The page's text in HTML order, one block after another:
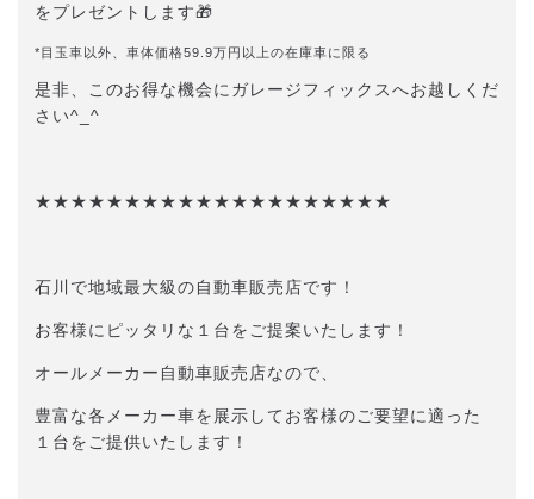
をプレゼントします🎁
*目玉車以外、車体価格59.9万円以上の在庫車に限る
是非、このお得な機会にガレージフィックスへお越しくだ
さい^_^
★★★★★★★★★★★★★★★★★★★★
石川で地域最大級の自動車販売店です！
お客様にピッタリな１台をご提案いたします！
オールメーカー自動車販売店なので、
豊富な各メーカー車を展示してお客様のご要望に適った
１台をご提供いたします！